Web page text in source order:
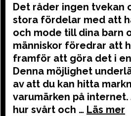
Det råder ingen tvekan
stora fördelar med att
och mode till dina barn
människor föredrar att
framför att göra det i
Denna möjlighet
av att du kan hitta
varumärken på
hur svårt och …